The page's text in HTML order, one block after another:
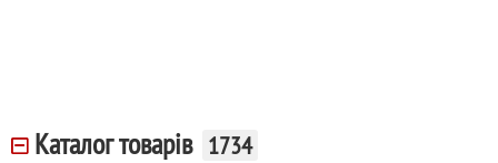
Каталог товарів 1734